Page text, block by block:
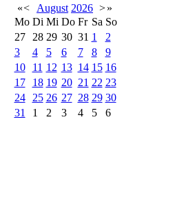
«< August 2026 >»
Mo Di Mi Do Fr Sa So
27
28 29 30 31 1
2
3
4 5 6 7 8
9
10
11 12 13 14 15 16
17
18 19 20 21 22 23
24
25 26 27 28 29 30
31
1 2 3 4 5 6